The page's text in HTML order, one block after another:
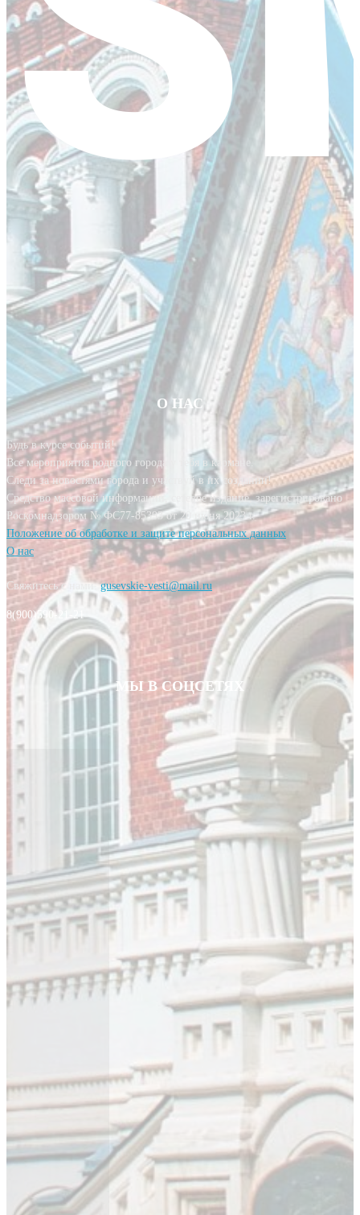
О НАС
Будь в курсе событий!
Все мероприятия родного города у тебя в кармане.
Следи за новостями города и участвуй в их создании!
Средство массовой информации, сетевое издание, зарегистрировано
Роскомнадзором № ФС77-85393 от 20 июня 2023 г.
Положение об обработке и защите персональных данных
О нас
Свяжитесь с нами:gusevskie-vesti@mail.ru
8(900)590-21-21
МЫ В СОЦСЕТЯХ